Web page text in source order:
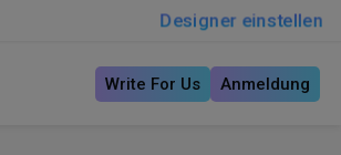
Designer einstellen
Write For Us Anmeldung